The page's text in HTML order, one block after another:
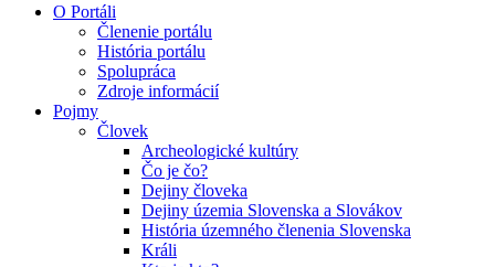
O Portáli
Členenie portálu
História portálu
Spolupráca
Zdroje informácií
Pojmy
Človek
Archeologické kultúry
Čo je čo?
Dejiny človeka
Dejiny územia Slovenska a Slovákov
História územného členenia Slovenska
Králi